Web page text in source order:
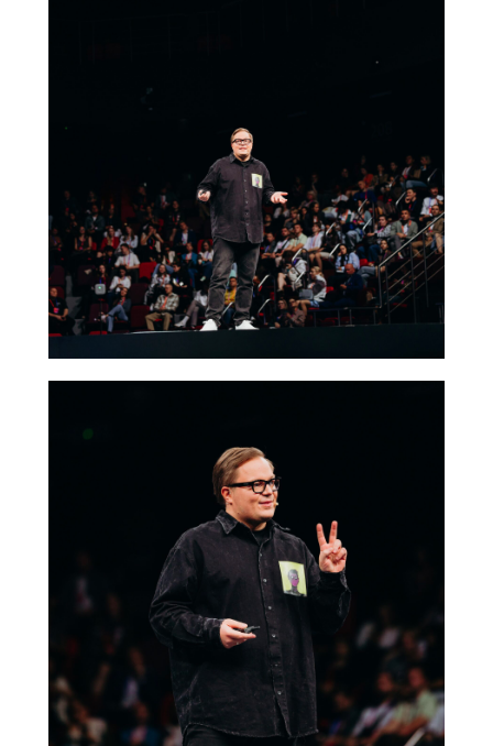
ИНН 9707038252
Политика конфиденциальности
speaker@bookspeaker.agency